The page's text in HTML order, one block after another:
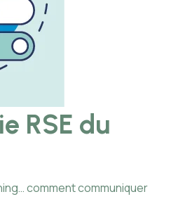
RSE du
comment communiquer